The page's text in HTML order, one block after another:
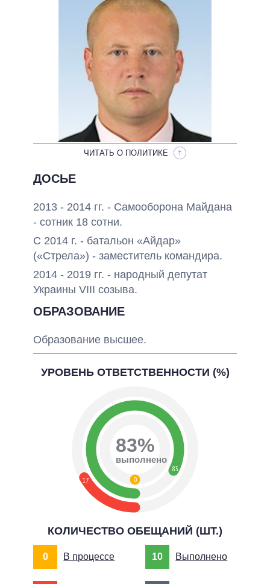
НЕВЫПОЛНЕННЫЕ ОБЕЩАНИЯ
ОБЕЩАНИЯ В ПРОЦЕССЕ
ВСЕ ОБЕЩАНИЯ
АРХИВНЫЕ ОБЕЩАНИЯ
ЧИТАТЬ О ПОЛИТИКЕ
ДОСЬЕ
2013 - 2014 гг. - Самооборона Майдана
- сотник 18 сотни.
С 2014 г. - батальон «Айдар»
(«Стрела») - заместитель командира.
2014 - 2019 гг. - народный депутат
Украины VIII созыва.
ОБРАЗОВАНИЕ
Образование высшее.
УРОВЕНЬ ОТВЕТСТВЕННОСТИ (%)
17
83
0
83%
выполнено
КОЛИЧЕСТВО ОБЕЩАНИЙ (ШТ.)
0 В процессе 10 Выполнено